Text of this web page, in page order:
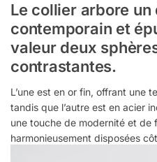
Le collier arbore un
contemporain et
valeur deux
contrastantes.
L’une est en or fin, offrant une
tandis que l’autre est en acier
une touche de modernité et de
harmonieusement disposées